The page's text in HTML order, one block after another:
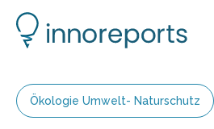
Ökologie Umwelt- Naturschutz